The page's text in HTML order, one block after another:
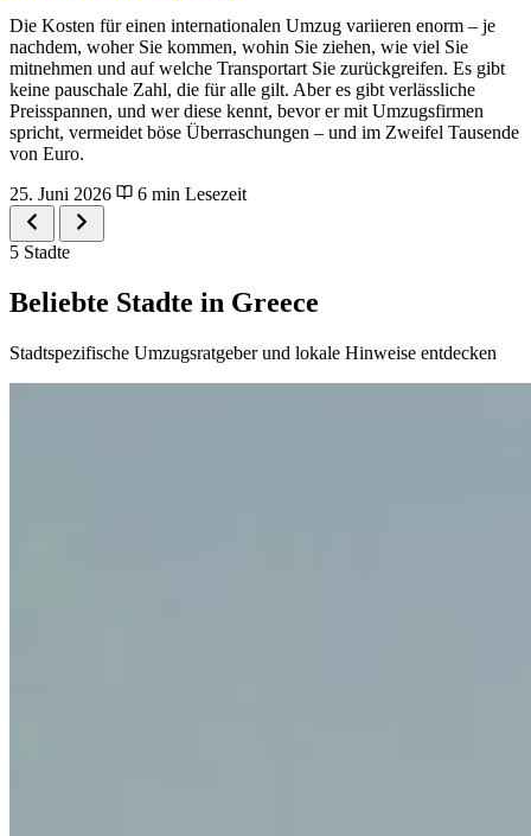
Die Kosten für einen internationalen Umzug variieren enorm – je
nachdem, woher Sie kommen, wohin Sie ziehen, wie viel Sie
mitnehmen und auf welche Transportart Sie zurückgreifen. Es gibt
keine pauschale Zahl, die für alle gilt. Aber es gibt verlässliche
Preisspannen, und wer diese kennt, bevor er mit Umzugsfirmen
spricht, vermeidet böse Überraschungen – und im Zweifel Tausende
von Euro.
25. Juni 2026
6 min Lesezeit
5 Stadte
Beliebte Stadte in Greece
Stadtspezifische Umzugsratgeber und lokale Hinweise entdecken